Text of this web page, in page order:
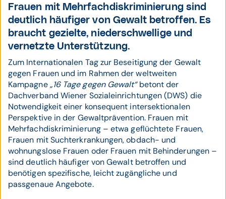
Frauen mit Mehrfachdiskriminierung sind
deutlich häufiger von Gewalt betroffen. Es
braucht gezielte, niederschwellige und
vernetzte Unterstützung.
Zum Internationalen Tag zur Beseitigung der Gewalt
gegen Frauen und im Rahmen der weltweiten
Kampagne„16 Tage gegen Gewalt“betont der
Dachverband Wiener Sozialeinrichtungen (DWS) die
Notwendigkeit einer konsequent intersektionalen
Perspektive in der Gewaltprävention. Frauen mit
Mehrfachdiskriminierung – etwa geflüchtete Frauen,
Frauen mit Suchterkrankungen, obdach- und
wohnungslose Frauen oder Frauen mit Behinderungen –
sind deutlich häufiger von Gewalt betroffen und
benötigen spezifische, leicht zugängliche und
passgenaue Angebote.